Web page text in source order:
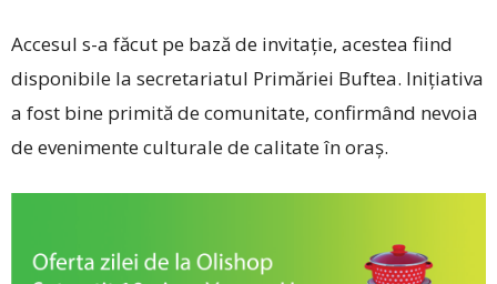
Accesul s-a făcut pe bază de invitație, acestea fiind
disponibile la secretariatul Primăriei Buftea. Inițiativa
a fost bine primită de comunitate, confirmând nevoia
de evenimente culturale de calitate în oraș.